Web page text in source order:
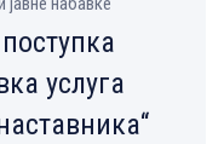
услуга